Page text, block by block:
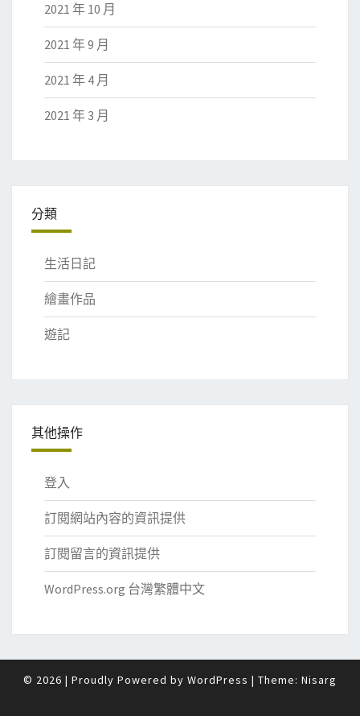
2021 年 10 月
2021 年 9 月
2021 年 4 月
2021 年 3 月
分類
生活日記
繪畫作品
遊記
其他操作
登入
訂閱網站內容的資訊提供
訂閱留言的資訊提供
WordPress.org 台灣繁體中文
© 2026 | Proudly Powered by WordPress | Theme: Nisarg